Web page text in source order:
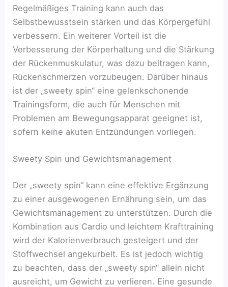
Regelmäßiges Training kann auch das
Selbstbewusstsein stärken und das Körpergefühl
verbessern. Ein weiterer Vorteil ist die
Verbesserung der Körperhaltung und die Stärkung
der Rückenmuskulatur, was dazu beitragen kann,
Rückenschmerzen vorzubeugen. Darüber hinaus
ist der „sweety spin“ eine gelenkschonende
Trainingsform, die auch für Menschen mit
Problemen am Bewegungsapparat geeignet ist,
sofern keine akuten Entzündungen vorliegen.
Sweety Spin und Gewichtsmanagement
Der „sweety spin“ kann eine effektive Ergänzung
zu einer ausgewogenen Ernährung sein, um das
Gewichtsmanagement zu unterstützen. Durch die
Kombination aus Cardio und leichtem Krafttraining
wird der Kalorienverbrauch gesteigert und der
Stoffwechsel angekurbelt. Es ist jedoch wichtig
zu beachten, dass der „sweety spin“ allein nicht
ausreicht, um Gewicht zu verlieren. Eine gesunde